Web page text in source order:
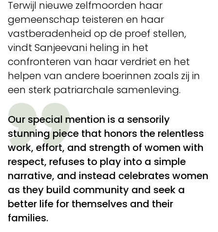
Terwijl nieuwe zelfmoorden haar
gemeenschap teisteren en haar
vastberadenheid op de proef stellen,
vindt Sanjeevani heling in het
confronteren van haar verdriet en het
helpen van andere boerinnen zoals zij in
een sterk patriarchale samenleving.
Our special mention is a sensorily
stunning piece that honors the relentless
work, effort, and strength of women with
respect, refuses to play into a simple
narrative, and instead celebrates women
as they build community and seek a
better life for themselves and their
families.